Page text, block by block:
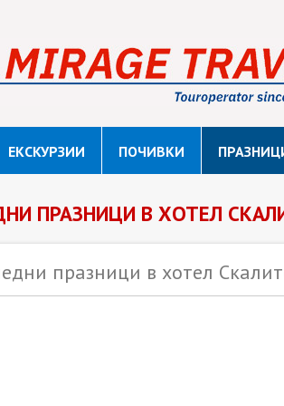
ЕКСКУРЗИИ ПОЧИВКИ
ПРАЗНИЦИ В ХОТЕЛ
празници в хотел